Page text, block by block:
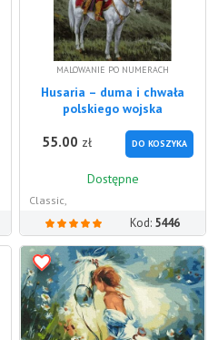
MALOWANIE PO NUMERACH
Husaria – duma i chwała
polskiego wojska
55.00 zł DO KOSZYKA
Dostępne
Classic,
Kod: 5446